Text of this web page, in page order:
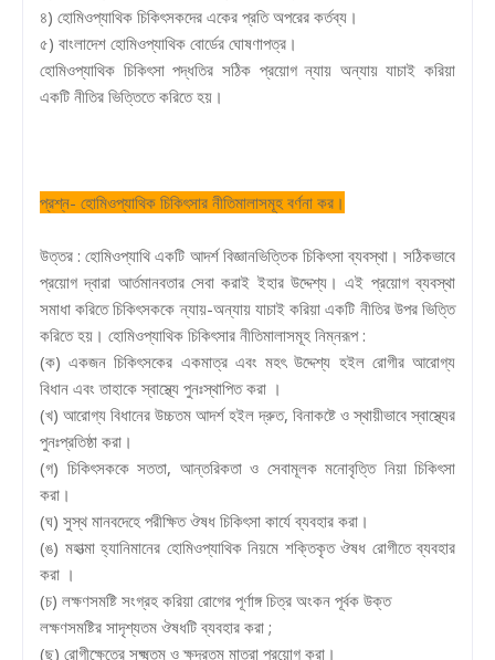
৪) হোমিওপ্যাথিক চিকিৎসকদের একের প্রতি অপরের কর্তব্য।
৫) বাংলাদেশ হোমিওপ্যাথিক বোর্ডের ঘোষণাপত্র।
হোমিওপ্যাথিক চিকিৎসা পদ্ধতির সঠিক প্রয়োগ ন্যায় অন্যায় যাচাই করিয়া
একটি নীতির ভিত্তিতে করিতে হয়।
প্রশ্ন- হোমিওপ্যাথিক চিকিৎসার নীতিমালাসমূহ বর্ণনা কর।
উত্তর : হোমিওপ্যাথি একটি আদর্শ বিজ্ঞানভিত্তিক চিকিৎসা ব্যবস্থা। সঠিকভাবে
প্রয়োগ দ্বারা আর্তমানবতার সেবা করাই ইহার উদ্দেশ্য। এই প্রয়োগ ব্যবস্থা
সমাধা করিতে চিকিৎসককে ন্যায়-অন্যায় যাচাই করিয়া একটি নীতির উপর ভিত্তি
করিতে হয়। হোমিওপ্যাথিক চিকিৎসার নীতিমালাসমূহ নিম্নরূপ :
(ক) একজন চিকিৎসকের একমাত্র এবং মহৎ উদ্দেশ্য হইল রোগীর আরোগ্য
বিধান এবং তাহাকে স্বাস্থ্যে পুনঃস্থাপিত করা ।
(খ) আরোগ্য বিধানের উচ্চতম আদর্শ হইল দ্রুত, বিনাকষ্টে ও স্থায়ীভাবে স্বাস্থ্যের
পুনঃপ্রতিষ্ঠা করা।
(গ) চিকিৎসককে সততা, আন্তরিকতা ও সেবামূলক মনোবৃত্তি নিয়া চিকিৎসা
করা।
(ঘ) সুস্থ মানবদেহে পরীক্ষিত ঔষধ চিকিৎসা কার্যে ব্যবহার করা।
(ঙ) মহাত্মা হ্যানিমানের হোমিওপ্যাথিক নিয়মে শক্তিকৃত ঔষধ রোগীতে ব্যবহার
করা ।
(চ) লক্ষণসমষ্টি সংগ্রহ করিয়া রোগের পূর্ণাঙ্গ চিত্র অংকন পূর্বক উক্ত
লক্ষণসমষ্টির সাদৃশ্যতম ঔষধটি ব্যবহার করা ;
(ছ) রোগীক্ষেত্রে সূক্ষ্মতম ও ক্ষুদ্রতম মাত্রা প্রয়োগ করা।